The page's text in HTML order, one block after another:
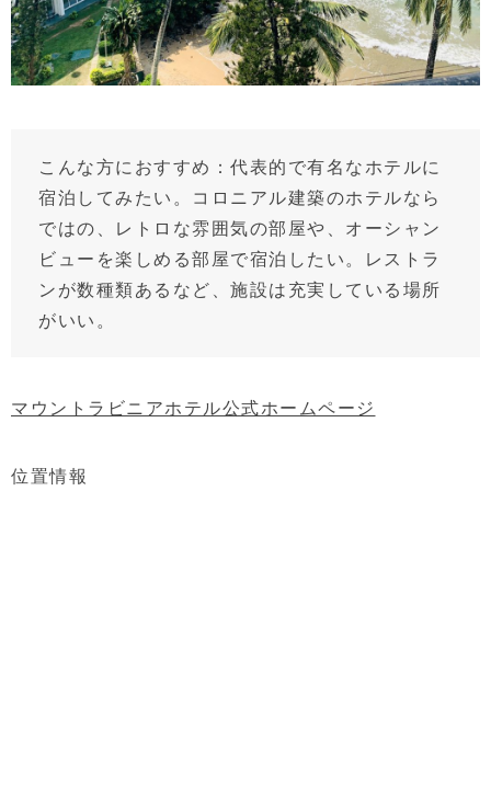
こんな方におすすめ：代表的で有名なホテルに
宿泊してみたい。コロニアル建築のホテルなら
ではの、レトロな雰囲気の部屋や、オーシャン
ビューを楽しめる部屋で宿泊したい。レストラ
ンが数種類あるなど、施設は充実している場所
がいい。
マウントラビニアホテル公式ホームページ
位置情報